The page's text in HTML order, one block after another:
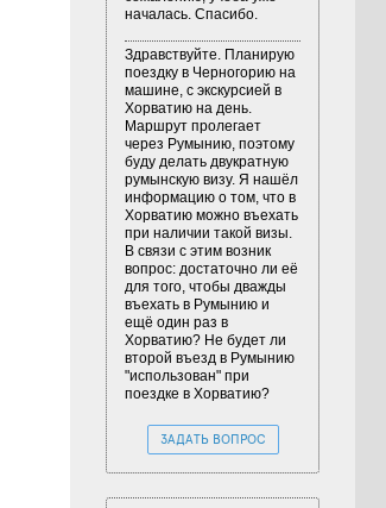
началась. Спасибо.
Здравствуйте. Планирую
поездку в Черногорию на
машине, с экскурсией в
Хорватию на день.
Маршрут пролегает
через Румынию, поэтому
буду делать двукратную
румынскую визу. Я нашёл
информацию о том, что в
Хорватию можно въехать
при наличии такой визы.
В связи с этим возник
вопрос: достаточно ли её
для того, чтобы дважды
въехать в Румынию и
ещё один раз в
Хорватию? Не будет ли
второй въезд в Румынию
"использован" при
поездке в Хорватию?
ЗАДАТЬ ВОПРОС